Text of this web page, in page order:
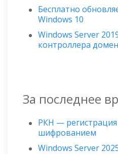
Бесплатно
Windows 10
Windows Server
контроллера
За последнее
РКН —
шифрованием
Windows Server